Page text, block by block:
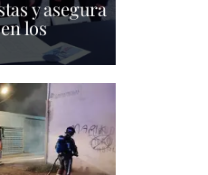
y asegura
los